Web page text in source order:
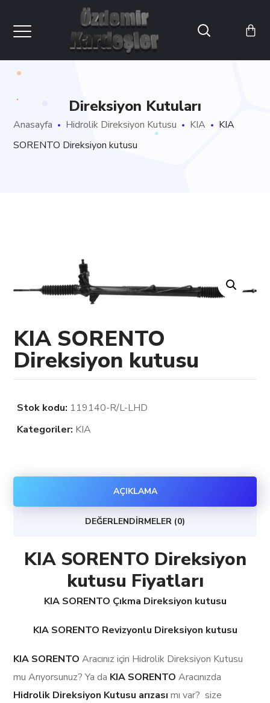
Direksiyon Kutuları
Anasayfa Hidrolik Direksiyon Kutusu KIA
KIA
SORENTO Direksiyon kutusu
KIA SORENTO
Direksiyon kutusu
Stok kodu: 119140-R/L-LHD
Kategoriler: KIA
AÇIKLAMA
DEĞERLENDIRMELER (0)
KIA SORENTO Direksiyon
kutusu Fiyatları
KIA SORENTO Çıkma Direksiyon kutusu
KIA SORENTO Revizyonlu Direksiyon kutusu
KIA SORENTOAracınız için Hidrolik Direksiyon Kutusu
mu Arıyorsunuz? Ya da KIA SORENTOAracınızda
Hidrolik Direksiyon Kutusu arızası mı var? size